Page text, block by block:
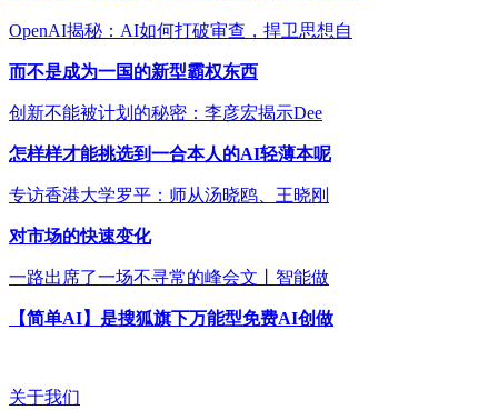
OpenAI揭秘：AI如何打破审查，捍卫思想自
而不是成为一国的新型霸权东西
创新不能被计划的秘密：李彦宏揭示Dee
怎样样才能挑选到一合本人的AI轻薄本呢
专访香港大学罗平：师从汤晓鸥、王晓刚
对市场的快速变化
一路出席了一场不寻常的峰会文丨智能做
【简单AI】是搜狐旗下万能型免费AI创做
关于我们